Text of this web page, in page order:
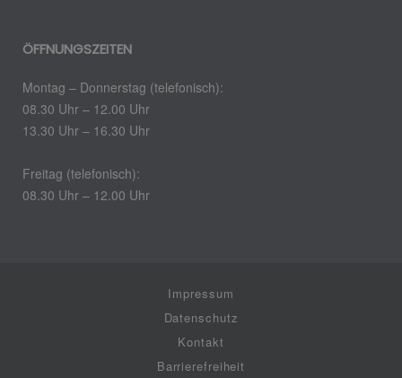
ÖFFNUNGSZEITEN
Montag – Donnerstag (telefonisch):
08.30 Uhr – 12.00 Uhr
13.30 Uhr – 16.30 Uhr
Freitag (telefonisch):
08.30 Uhr – 12.00 Uhr
Impressum
Datenschutz
Kontakt
Barrierefreiheit